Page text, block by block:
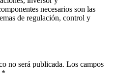
necesarios son las
de regulación, control y
no será publicada. Los campos
*